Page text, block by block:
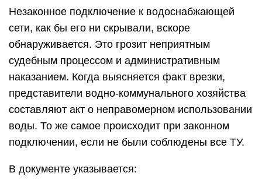
Незаконное подключение к водоснабжающей
сети, как бы его ни скрывали, вскоре
обнаруживается. Это грозит неприятным
судебным процессом и административным
наказанием. Когда выясняется факт врезки,
представители водно-коммунального хозяйства
составляют акт о неправомерном использовании
воды. То же самое происходит при законном
подключении, если не были соблюдены все ТУ.
В документе указывается: